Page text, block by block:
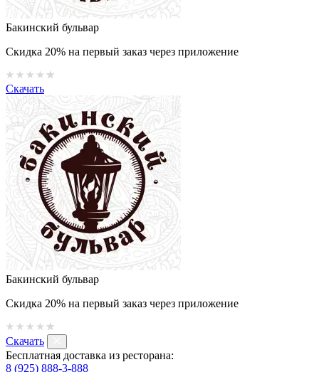
Бакинский бульвар
Скидка 20% на первый заказ через приложение
Скачать
Бакинский бульвар
Скидка 20% на первый заказ через приложение
Скачать
Бесплатная доставка из ресторана:
8 (925) 888-3-888